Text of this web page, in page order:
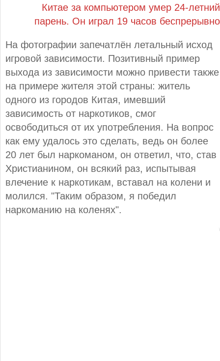
Китае за компьютером умер 24-летний
парень. Он играл 19 часов беспрерывно
На фотографии запечатлён летальный исход
игровой зависимости. Позитивный пример
выхода из зависимости можно привести также
на примере жителя этой страны: житель
одного из городов Китая, имевший
зависимость от наркотиков, смог
освободиться от их употребления. На вопрос
как ему удалось это сделать, ведь он более
20 лет был наркоманом, он ответил, что, став
Христианином, он всякий раз, испытывая
влечение к наркотикам, вставал на колени и
молился. "Таким образом, я победил
наркоманию на коленях".